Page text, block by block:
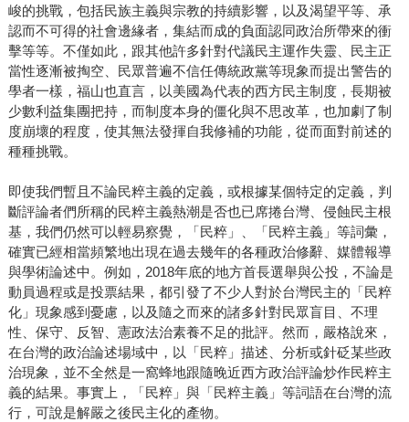
峻的挑戰，包括民族主義與宗教的持續影響，以及渴望平等、承
認而不可得的社會邊緣者，集結而成的負面認同政治所帶來的衝
擊等等。不僅如此，跟其他許多針對代議民主運作失靈、民主正
當性逐漸被掏空、民眾普遍不信任傳統政黨等現象而提出警告的
學者一樣，福山也直言，以美國為代表的西方民主制度，長期被
少數利益集團把持，而制度本身的僵化與不思改革，也加劇了制
度崩壞的程度，使其無法發揮自我修補的功能，從而面對前述的
種種挑戰。
即使我們暫且不論民粹主義的定義，或根據某個特定的定義，判
斷評論者們所稱的民粹主義熱潮是否也已席捲台灣、侵蝕民主根
基，我們仍然可以輕易察覺，「民粹」、「民粹主義」等詞彙，
確實已經相當頻繁地出現在過去幾年的各種政治修辭、媒體報導
與學術論述中。例如，2018年底的地方首長選舉與公投，不論是
動員過程或是投票結果，都引發了不少人對於台灣民主的「民粹
化」現象感到憂慮，以及隨之而來的諸多針對民眾盲目、不理
性、保守、反智、憲政法治素養不足的批評。然而，嚴格說來，
在台灣的政治論述場域中，以「民粹」描述、分析或針砭某些政
治現象，並不全然是一窩蜂地跟隨晚近西方政治評論炒作民粹主
義的結果。事實上，「民粹」與「民粹主義」等詞語在台灣的流
行，可說是解嚴之後民主化的產物。